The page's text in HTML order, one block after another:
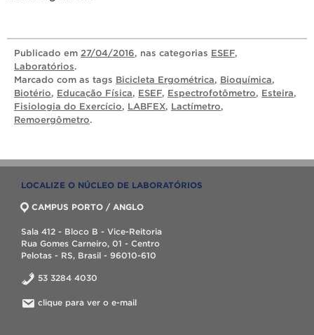
Publicado em 27/04/2016, nas categorias ESEF,
Laboratórios.
Marcado com as tags Bicicleta Ergométrica, Bioquímica,
Biotério, Educação Física, ESEF, Espectrofotômetro, Esteira,
Fisiologia do Exercício, LABFEX, Lactímetro,
Remoergômetro.
LOCALIZE O NÚCLEO DE LABORATÓRIOS
CAMPUS PORTO / ANGLO
Sala 412 - Bloco B - Vice-Reitoria
Rua Gomes Carneiro, 01 - Centro
Pelotas - RS, Brasil - 96010-610
53 3284 4030
clique para ver o e-mail